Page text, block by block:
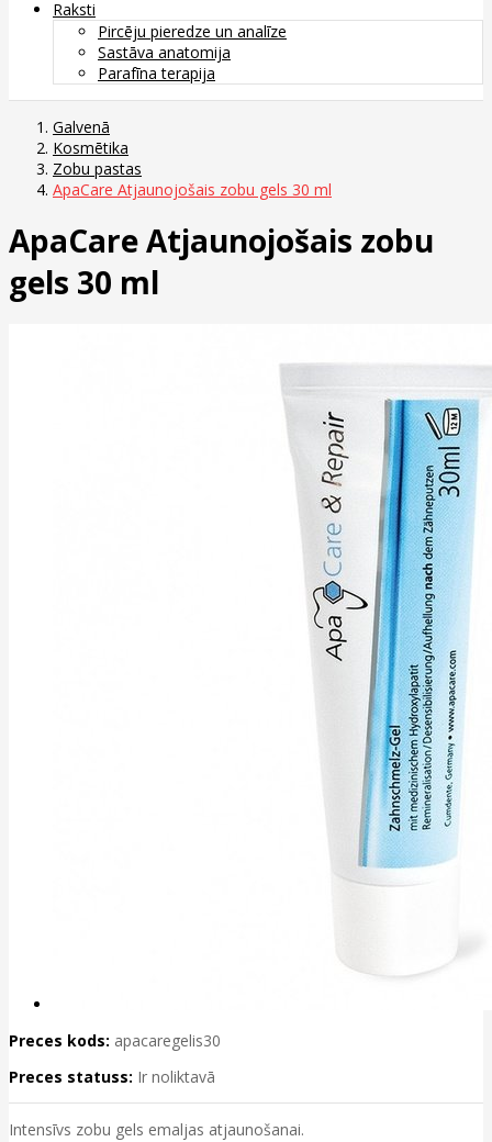
Raksti
Pircēju pieredze un analīze
Sastāva anatomija
Parafīna terapija
Galvenā
Kosmētika
Zobu pastas
ApaCare Atjaunojošais zobu gels 30 ml
ApaCare Atjaunojošais zobu
gels 30 ml
Preces kods: apacaregelis30
Preces statuss: Ir noliktavā
Intensīvs zobu gels emaljas atjaunošanai.